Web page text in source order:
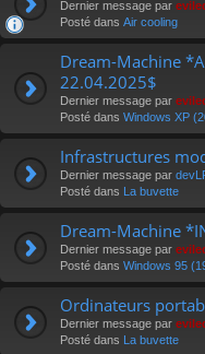
Dernier message par
Posté dans Air cooling
Dream-Machine
22.04.2025$
Dernier message par
Posté dans Windows XP
Infrastructures
Dernier message par
Posté dans La buvette
Dream-Machine
Dernier message par
Posté dans Windows 95
Ordinateurs
Dernier message par
Posté dans La buvette